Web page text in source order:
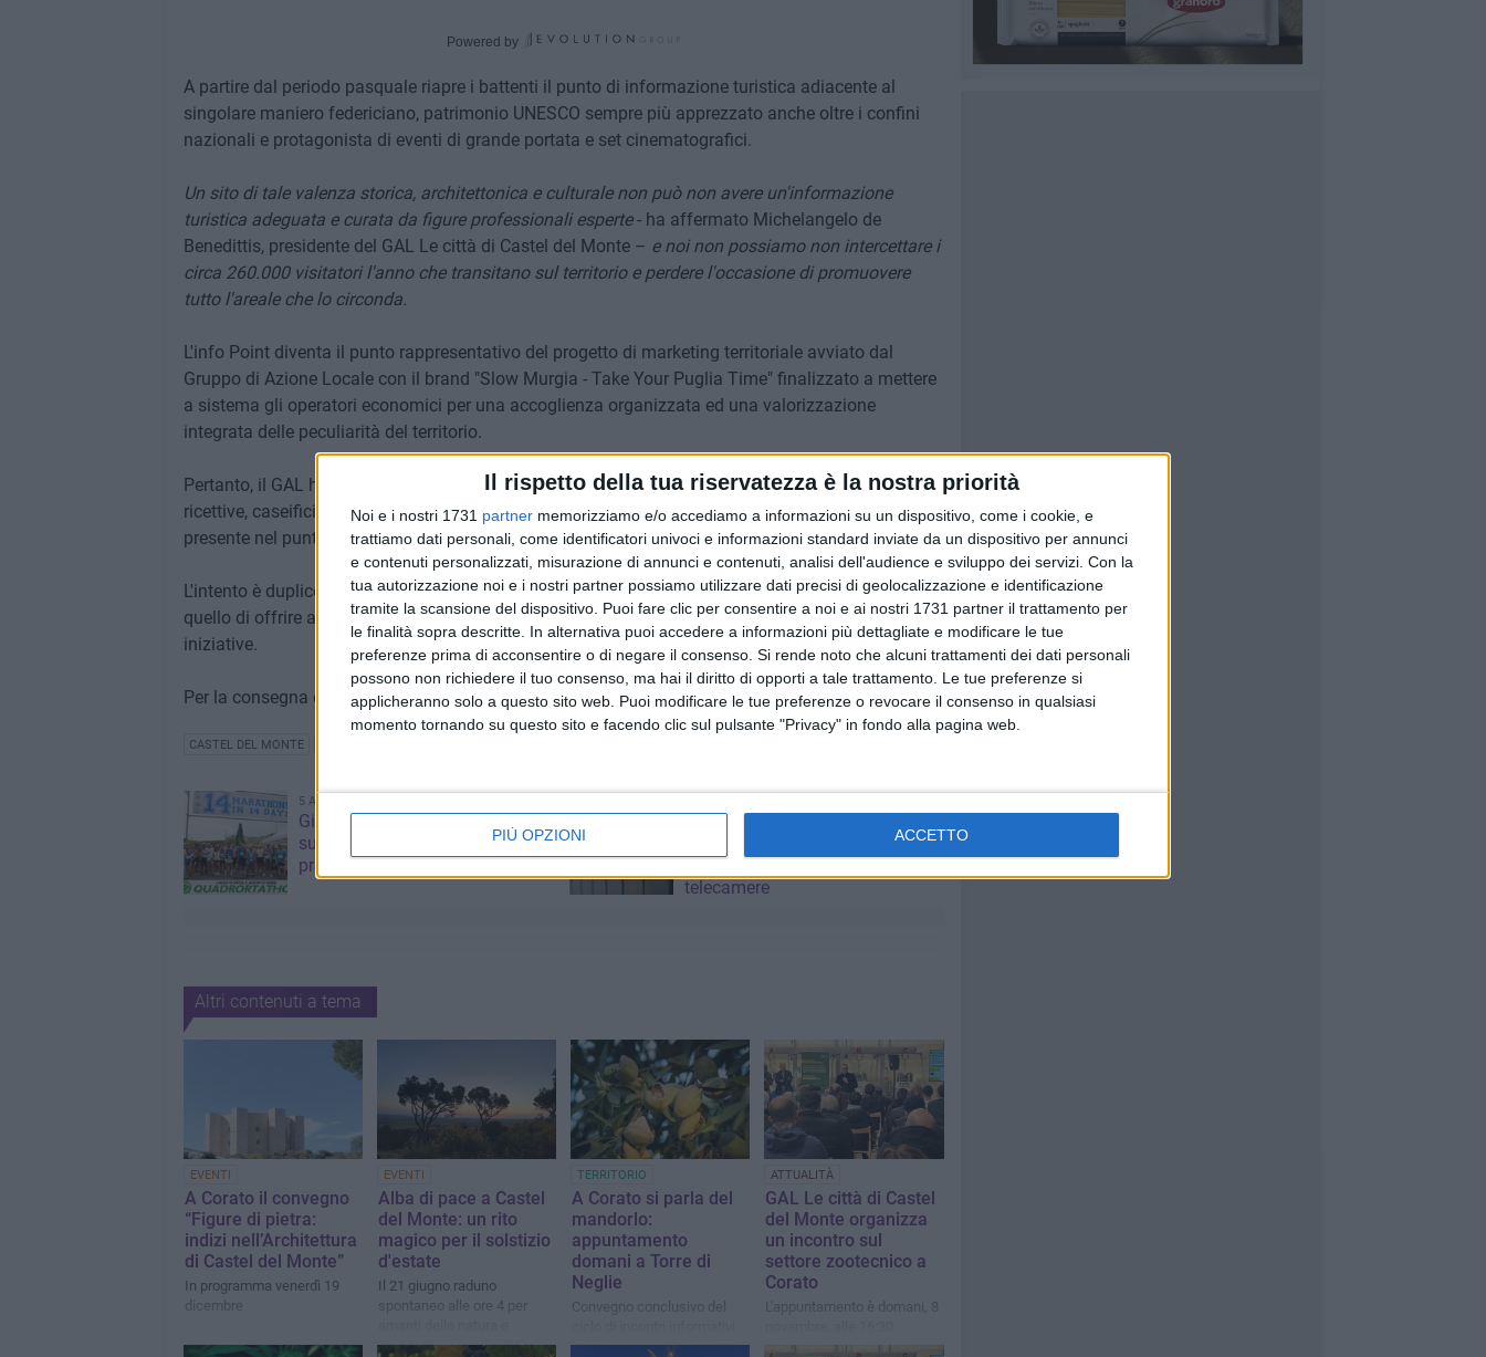
Il rispetto della tua riservatezza è la nostra priorità
Noi e i nostri 1731 partner memorizziamo e/o accediamo a informazioni su un dispositivo, come i cookie, e
trattiamo dati personali, come identificatori univoci e informazioni standard inviate da un dispositivo per annunci
e contenuti personalizzati, misurazione di annunci e contenuti, analisi dell'audience e sviluppo dei servizi. Con la
tua autorizzazione noi e i nostri partner possiamo utilizzare dati precisi di geolocalizzazione e identificazione
tramite la scansione del dispositivo. Puoi fare clic per consentire a noi e ai nostri 1731 partner il trattamento per
le finalità sopra descritte. In alternativa puoi accedere a informazioni più dettagliate e modificare le tue
preferenze prima di acconsentire o di negare il consenso. Si rende noto che alcuni trattamenti dei dati personali
possono non richiedere il tuo consenso, ma hai il diritto di opporti a tale trattamento. Le tue preferenze si
applicheranno solo a questo sito web. Puoi modificare le tue preferenze o revocare il consenso in qualsiasi
momento tornando su questo sito e facendo clic sul pulsante "Privacy" in fondo alla pagina web.
PIÙ OPZIONI ACCETTO
Powered by
A partire dal periodo pasquale riapre i battenti il punto di informazione turistica adiacente al
singolare maniero federiciano, patrimonio UNESCO sempre più apprezzato anche oltre i confini
nazionali e protagonista di eventi di grande portata e set cinematografici.
Un sito di tale valenza storica, architettonica e culturale non può non avere un'informazione
turistica adeguata e curata da figure professionali esperte- ha affermato Michelangelo de
Benedittis, presidente del GAL Le città di Castel del Monte – e noi non possiamo non intercettare i
circa 260.000 visitatori l'anno che transitano sul territorio e perdere l'occasione di promuovere
tutto l'areale che lo circonda.
L'info Point diventa il punto rappresentativo del progetto di marketing territoriale avviato dal
Gruppo di Azione Locale con il brand "Slow Murgia - Take Your Puglia Time" finalizzato a mettere
a sistema gli operatori economici per una accoglienza organizzata ed una valorizzazione
integrata delle peculiarità del territorio.
Pertanto, il GAL ha avviato una raccolta di materiale promozionale di aziende locali quali attività
ricettive, caseifici, cantine, frantoi, tour operator e chiunque possa essere interessato ad essere
presente nel punto espositivo.
L'intento è duplice, sia quello di fornire informazioni ai numerosi turisti che visitano il sito, sia
quello di offrire agli imprenditori locali una vetrina gratuita per le proprie aziende, prodotti e
iniziative.
Per la consegna del materiale sarà sufficiente contattare lo 0883765200.
CASTEL DEL MONTE
5 AGOSTO 2026
Giuseppe Mangione porta Corato
sul podio della Quadrortathon:
primo nella categoria M65
«Zia, sono io, aprimi»: entrano in
casa fingendosi parenti, ma
vengono scoperti dalle
telecamere
Altri contenuti a tema
EVENTI
A Corato il convegno
“Figure di pietra:
indizi nell’Architettura
di Castel del Monte”
In programma venerdì 19
dicembre
EVENTI
Alba di pace a Castel
del Monte: un rito
magico per il solstizio
d'estate
Il 21 giugno raduno
spontaneo alle ore 4 per
costruttori di pace
TERRITORIO
A Corato si parla del
mandorlo:
appuntamento
domani a Torre di
Neglie
Convegno conclusivo del
realizzati del GAL Le Città di
ATTUALITÀ
GAL Le città di Castel
del Monte organizza
un incontro sul
settore zootecnico a
Corato
L'appuntamento è domani, 8